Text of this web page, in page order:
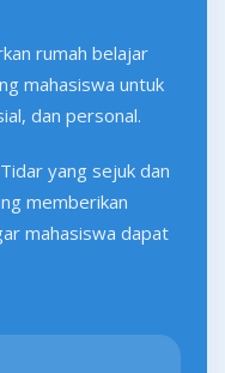
rumah belajar
mahasiswa untuk
dan personal.
yang sejuk dan
memberikan
mahasiswa dapat